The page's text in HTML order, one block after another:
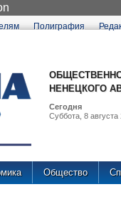
Полиграфия
НЕНЕЦКОГО
Сегодня
Суббота, 8 августа
Общество